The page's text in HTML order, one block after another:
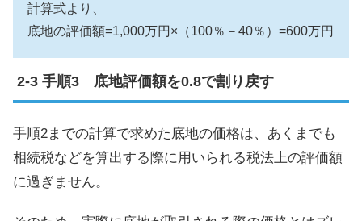
計算式より、
底地の評価額=1,000万円×（100％－40％）=600万円
手順3 底地評価額を0.8で割り戻す
手順2までの計算で求めた底地の価格は、あくまでも
相続税などを算出する際に用いられる税法上の評価額
に過ぎません。